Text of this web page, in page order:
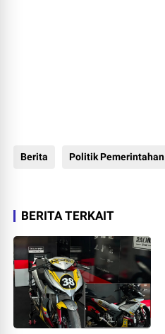
Berita Politik Pemerintahan
BERITA TERKAIT